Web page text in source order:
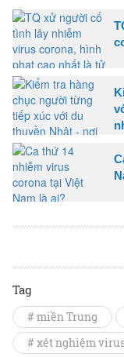
Tag
# miền Trung
# xét nghiệm